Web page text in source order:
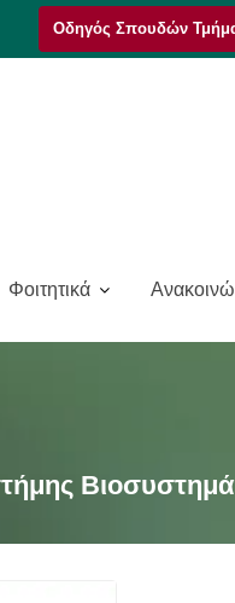
Οδηγός Σπουδών
Φοιτητικά